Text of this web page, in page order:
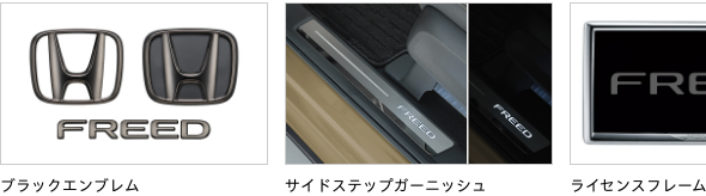
ブラックエンブレム サイドステップガーニッシュ ライセンスフレーム